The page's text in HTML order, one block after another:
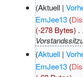
(Aktuell |
EmJee13 (
(-278 Bytes) . .
(Aktuell |
EmJee13 (